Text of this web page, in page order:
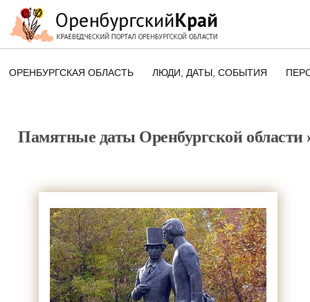
ОРЕНБУРГСКАЯ ОБЛАСТЬ ЛЮДИ, ДАТЫ, CОБЫТИЯ
ПАМЯТНЫЕ ДАТЫ
Памятные даты Оренбургской области